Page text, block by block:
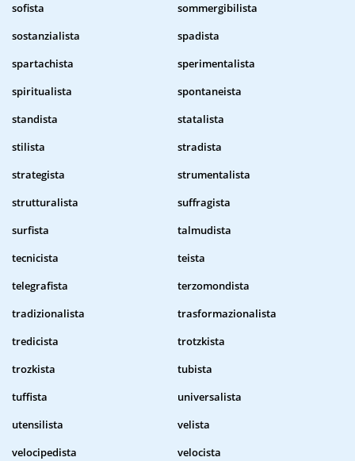
sofista
sommergibilista
sostanzialista
spadista
spartachista
sperimentalista
spiritualista
spontaneista
standista
statalista
stilista
stradista
strategista
strumentalista
strutturalista
suffragista
surfista
talmudista
tecnicista
teista
telegrafista
terzomondista
tradizionalista
trasformazionalista
tredicista
trotzkista
trozkista
tubista
tuffista
universalista
utensilista
velista
velocipedista
velocista